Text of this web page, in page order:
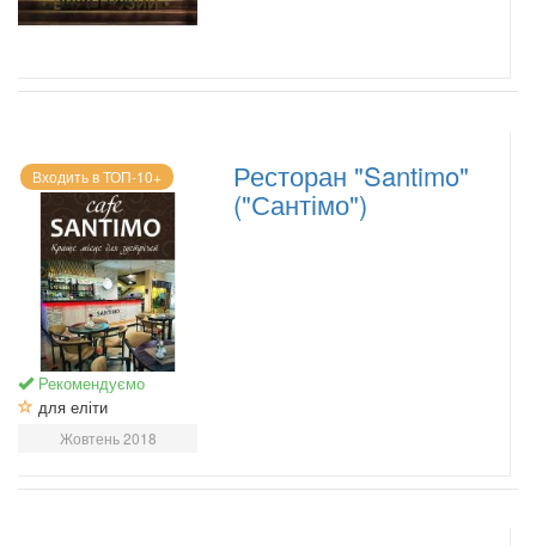
Входить в ТОП-10+
Рекомендуємо
для еліти
Жовтень 2018
Ресторан "Santimo"
("Сантімо")